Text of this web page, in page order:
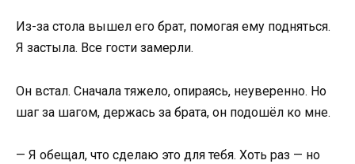
Из-за стола вышел его брат, помогая ему подняться.
Я застыла. Все гости замерли.
Он встал. Сначала тяжело, опираясь, неуверенно. Но
шаг за шагом, держась за брата, он подошёл ко мне.
— Я обещал, что сделаю это для тебя. Хоть раз — но